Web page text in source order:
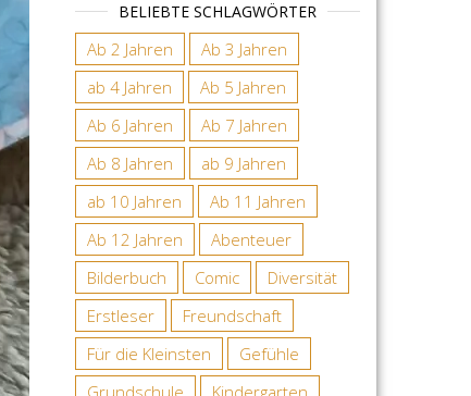
BELIEBTE SCHLAGWÖRTER
Ab 2 Jahren
Ab 3 Jahren
ab 4 Jahren
Ab 5 Jahren
Ab 6 Jahren
Ab 7 Jahren
Ab 8 Jahren
ab 9 Jahren
ab 10 Jahren
Ab 11 Jahren
Ab 12 Jahren
Abenteuer
Bilderbuch
Comic
Diversität
Erstleser
Freundschaft
Für die Kleinsten
Gefühle
Grundschule
Kindergarten